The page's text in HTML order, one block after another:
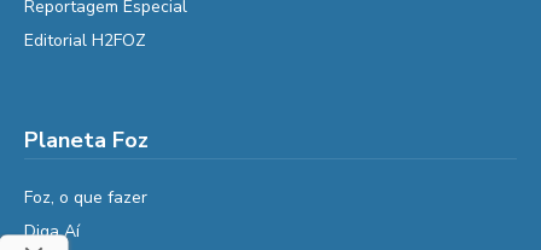
Reportagem Especial
Editorial H2FOZ
Planeta Foz
Foz, o que fazer
Diga Aí